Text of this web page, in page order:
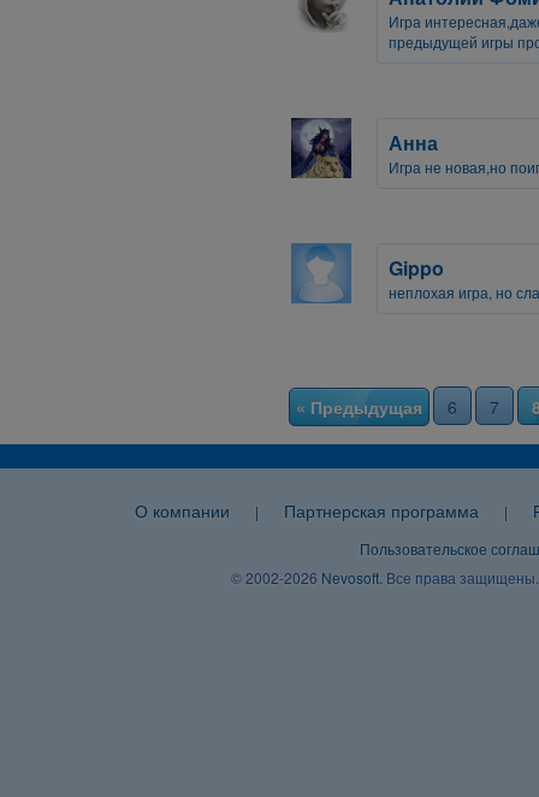
Игра
предыдущей игры
Анна
Игра не новая,но
Gippo
неплохая игра, но
« Предыдущая 6 7
О компании | Партнерская программа |
Пользовательское
© 2002-2026 Nevosoft . Все права защищены